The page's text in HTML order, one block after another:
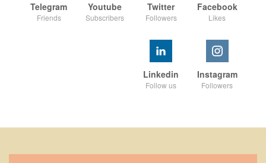
Facebook
Likes
Twitter
Followers
Youtube
Subscribers
Telegram
Friends
Instagram
Followers
Linkedin
Follow us